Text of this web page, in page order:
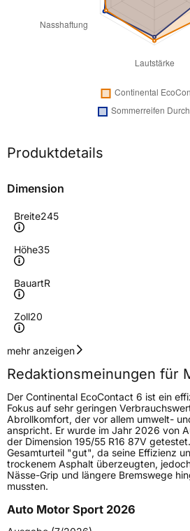
Produktdetails
Dimension
Breite245
Höhe35
BauartR
Zoll20
Geschwindigkeitsindex
Höchstgeschwindigkeit
270 km/h
Lastindex95
Höchstlast690 kg
Gewicht (in kg)9,96 kg
Generelle Merkmale
Fahrzeugtyp PKW
mehr anzeigen
Redaktionsmeinungen für
Der Continental EcoContact 6 ist ein
Fokus auf sehr geringen
Abrollkomfort, der vor allem umwelt-
anspricht. Er wurde im Jahr 2026 von
der Dimension 195/55 R16 87V
Gesamturteil "gut", da seine Effizienz
trockenem Asphalt überzeugten,
Nässe-Grip und längere Bremswege
mussten.
Auto Motor Sport 2026